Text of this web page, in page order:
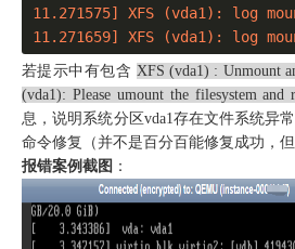
11.271575] XFS (vda1): log
11.271659] XFS (vda1): log
若提示中有包含 XFS (vda1) : Unmount
(vda1): Please umount the filesystem and
息，说明系统分区vda1存在文件系统异
命令修复（并不是百分百能修复成功，
报错案例截图 ：